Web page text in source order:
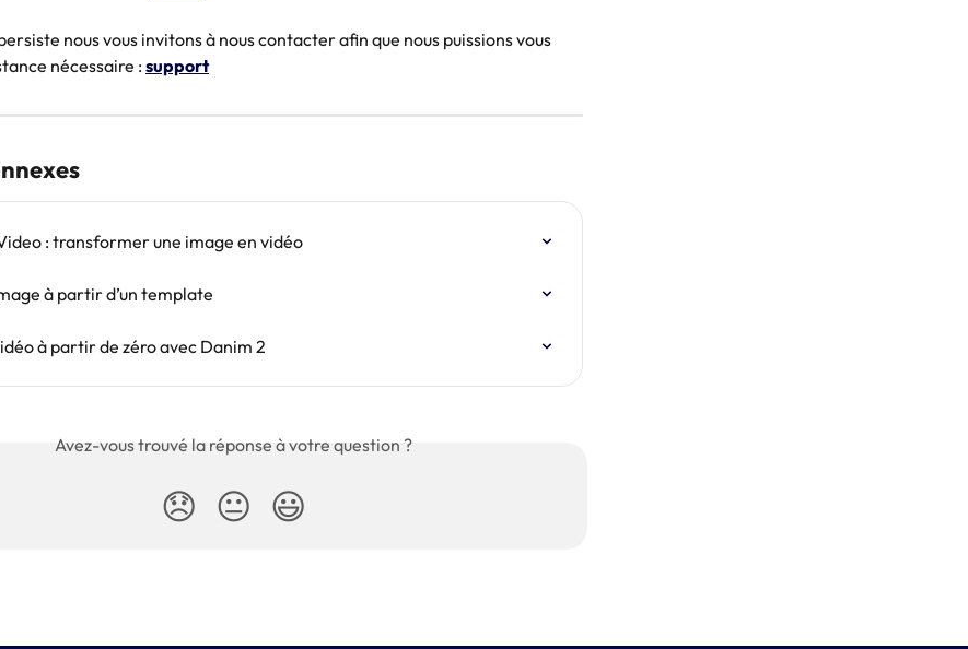
nous vous invitons à nous contacter afin que nous puissions vous
nécessaire : support
: transformer une image en vidéo
à partir d’un template
à partir de zéro avec Danim 2
Avez-vous trouvé la réponse à votre question ?
😞 😐 😃